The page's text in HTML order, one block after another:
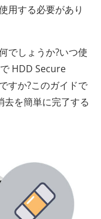
用する必要があり
でしょうか?いつ使
HDD Secure
すか?このガイドで
を簡単に完了する